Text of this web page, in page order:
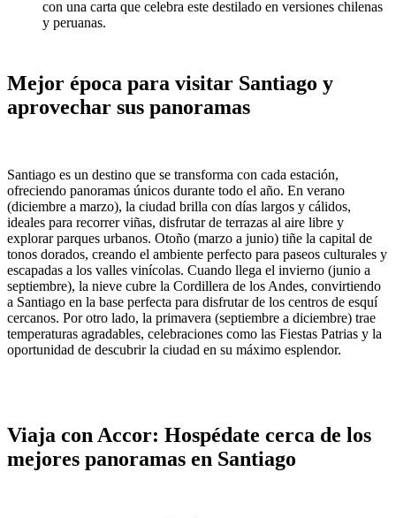
con una carta que celebra este destilado en versiones chilenas
y peruanas.
Mejor época para visitar Santiago y
aprovechar sus panoramas
Santiago es un destino que se transforma con cada estación,
ofreciendo panoramas únicos durante todo el año. En verano
(diciembre a marzo), la ciudad brilla con días largos y cálidos,
ideales para recorrer viñas, disfrutar de terrazas al aire libre y
explorar parques urbanos. Otoño (marzo a junio) tiñe la capital de
tonos dorados, creando el ambiente perfecto para paseos culturales y
escapadas a los valles vinícolas. Cuando llega el invierno (junio a
septiembre), la nieve cubre la Cordillera de los Andes, convirtiendo
a Santiago en la base perfecta para disfrutar de los centros de esquí
cercanos. Por otro lado, la primavera (septiembre a diciembre) trae
temperaturas agradables, celebraciones como las Fiestas Patrias y la
oportunidad de descubrir la ciudad en su máximo esplendor.
Viaja con Accor: Hospédate cerca de los
mejores panoramas en Santiago